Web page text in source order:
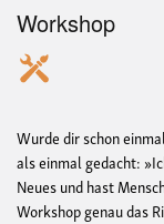
Workshop
Wurde dir schon
als einmal gedacht:
Neues und hast
Workshop genau das